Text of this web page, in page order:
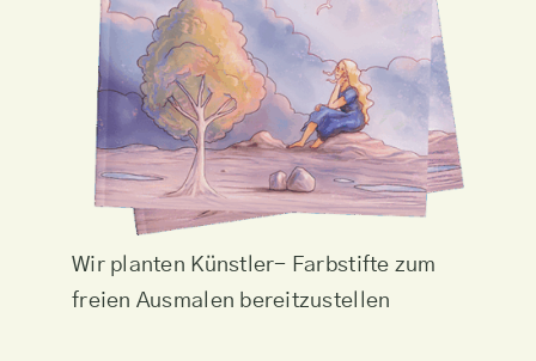
Wir planten Künstler- Farbstifte zum
freien Ausmalen bereitzustellen